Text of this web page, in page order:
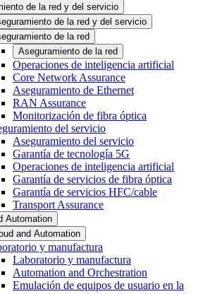
de la red y del servicio
de la red y del servicio
de la red
Aseguramiento de la red
Operaciones de inteligencia artificial
Core Network Assurance
Aseguramiento de Ethernet
RAN Assurance
Monitorización de fibra óptica
del servicio
Aseguramiento del servicio
Garantía de tecnología 5G
Operaciones de inteligencia artificial
Garantía de servicios de fibra óptica
Garantía de servicios HFC/cable
Transport Assurance
Automation
and Automation
y manufactura
Laboratorio y manufactura
Automation and Orchestration
Emulación de equipos de usuario en la